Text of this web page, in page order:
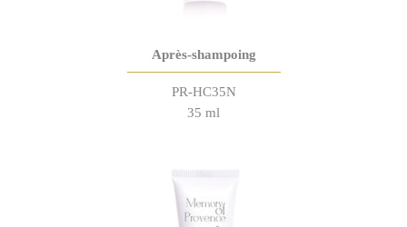
Après-shampoing
PR-HC35N
35 ml